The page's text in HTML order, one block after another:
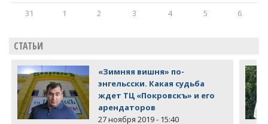
31
1 2 3 4 5 6
СТАТЬИ
«Зимняя вишня» по-
энгельсски. Какая судьба
ждет ТЦ «Покровскъ» и его
арендаторов
27 ноября 2019 - 15:40